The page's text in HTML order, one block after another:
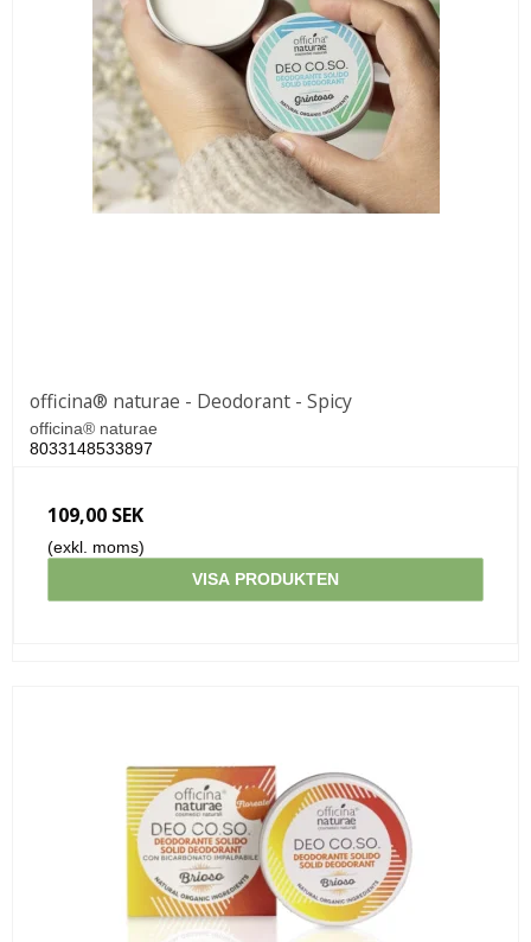
officina® naturae - Deodorant - Spicy
officina® naturae
8033148533897
109,00 SEK
(exkl. moms)
VISA PRODUKTEN